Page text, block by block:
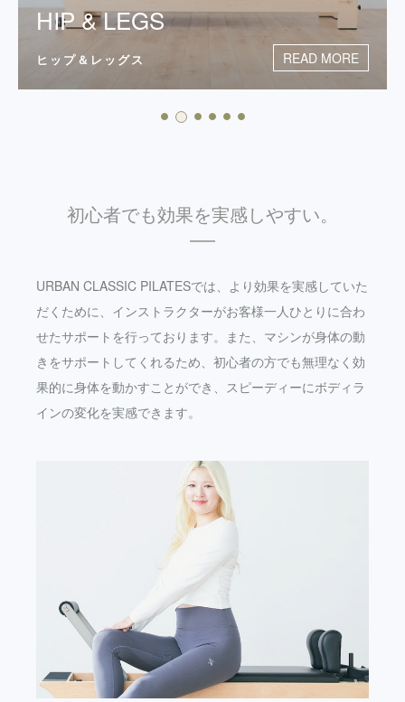
BACK & ARMS
バック＆アームズ READ
初心者でも効果を実感しやすい。
URBAN CLASSIC PILATESでは、より効果を実感していた
だくために、インストラクターがお客様一人ひとりに合わ
せたサポートを行っております。また、マシンが身体の動
きをサポートしてくれるため、初心者の方でも無理なく効
果的に身体を動かすことができ、スピーディーにボディラ
インの変化を実感できます。